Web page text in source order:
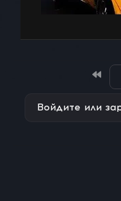
Войдите или